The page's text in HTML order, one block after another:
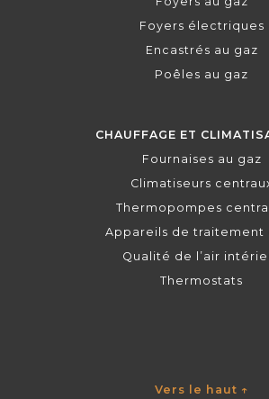
Foyers électriques
Encastrés au gaz
Poêles au gaz
CHAUFFAGE ET
Fournaises au gaz
Climatiseurs
Thermopompes
Appareils de traitement
Qualité de l’air
Thermostats
Vers le haut ↑